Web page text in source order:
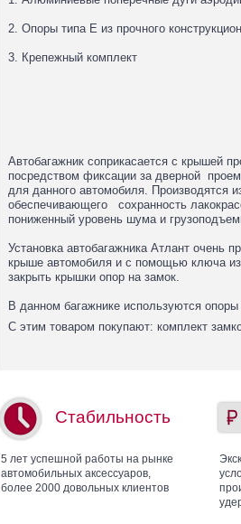
2. Опоры типа Е из прочного
3. Крепежный комплект
Автобагажник соприкасается с крышей
посредством фиксации за дверной
для данного автомобиля. Производятся
обеспечивающего сохранность
пониженный уровень шума и
Установка автобагажника Атлант очень
крыше автомобиля и с помощью ключа из
закрыть крышки опор на замок.
В данном багажнике используются
С этим товаром покупают: комплект
Стабильность
5 лет успешной работы на рынке
автомобильных аксессуаров,
более 2000 довольных клиентов